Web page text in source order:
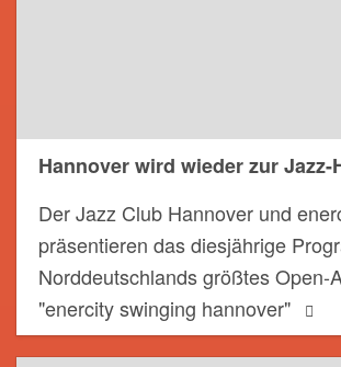
Hannover wird wieder zur Jazz-
Der Jazz Club Hannover und
präsentieren das diesjährige
Norddeutschlands größtes Open-
"enercity swinging hannover"